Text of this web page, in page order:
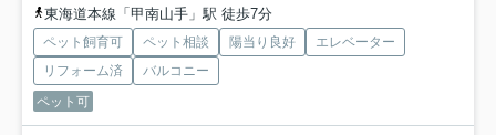
東海道本線「甲南山手」駅 徒歩7分
ペット飼育可 ペット相談 陽当り良好
エレベーター
リフォーム済
バルコニー
ペット可